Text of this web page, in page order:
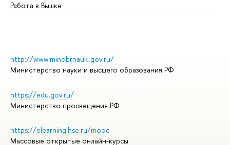
Работа в Вышке
http://www.minobrnauki.gov.ru/
Министерство науки и высшего образования РФ
https://edu.gov.ru/
Министерство просвещения РФ
https://elearning.hse.ru/mooc
Массовые открытые онлайн-курсы